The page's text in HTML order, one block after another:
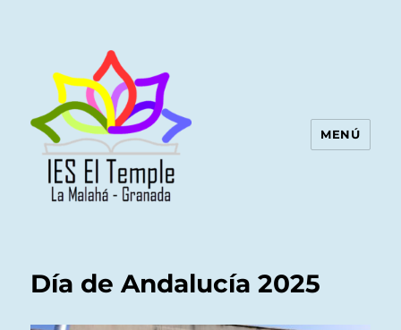
MENÚ
Día de Andalucía 2025